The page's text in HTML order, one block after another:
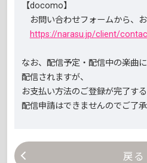
【docomo】
お問い合わせフォームから、お
https://narasu.jp/client/
なお、配信予定・配信中の楽曲
配信されますが、
お支払い方法のご登録が完了す
配信申請はできませんのでご了承
戻る